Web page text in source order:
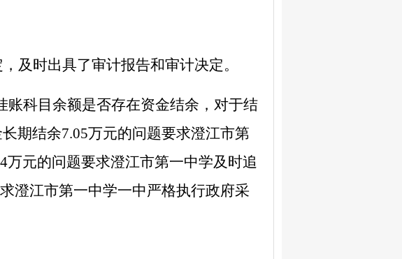
及时出具了审计报告和审计决定。
科目余额是否存在资金结余，对于结
期结余7.05万元的问题要求澄江市第
万元的问题要求澄江市第一中学及时追
澄江市第一中学一中严格执行政府采